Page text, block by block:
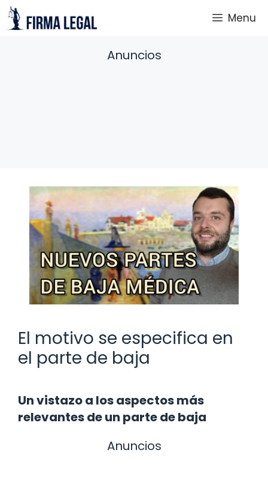
Saltar
al
Menu
Anuncios
El motivo se especifica en
el parte de baja
Un vistazo a los aspectos más
relevantes de un parte de baja
Anuncios